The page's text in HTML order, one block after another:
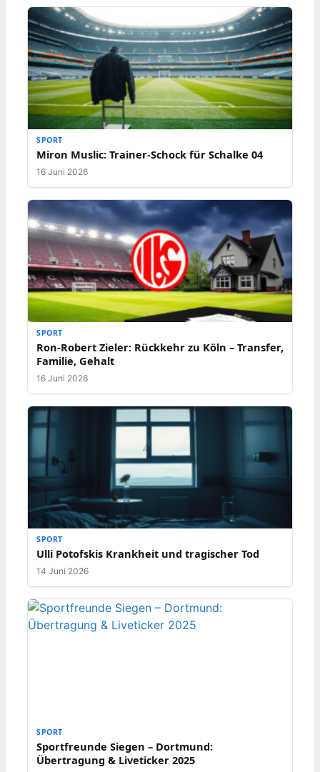
SPORT
Miron Muslic: Trainer-Schock für Schalke 04
16 Juni 2026
SPORT
Ron-Robert Zieler: Rückkehr zu Köln – Transfer,
Familie, Gehalt
16 Juni 2026
SPORT
Ulli Potofskis Krankheit und tragischer Tod
14 Juni 2026
SPORT
Sportfreunde Siegen – Dortmund:
Übertragung & Liveticker 2025